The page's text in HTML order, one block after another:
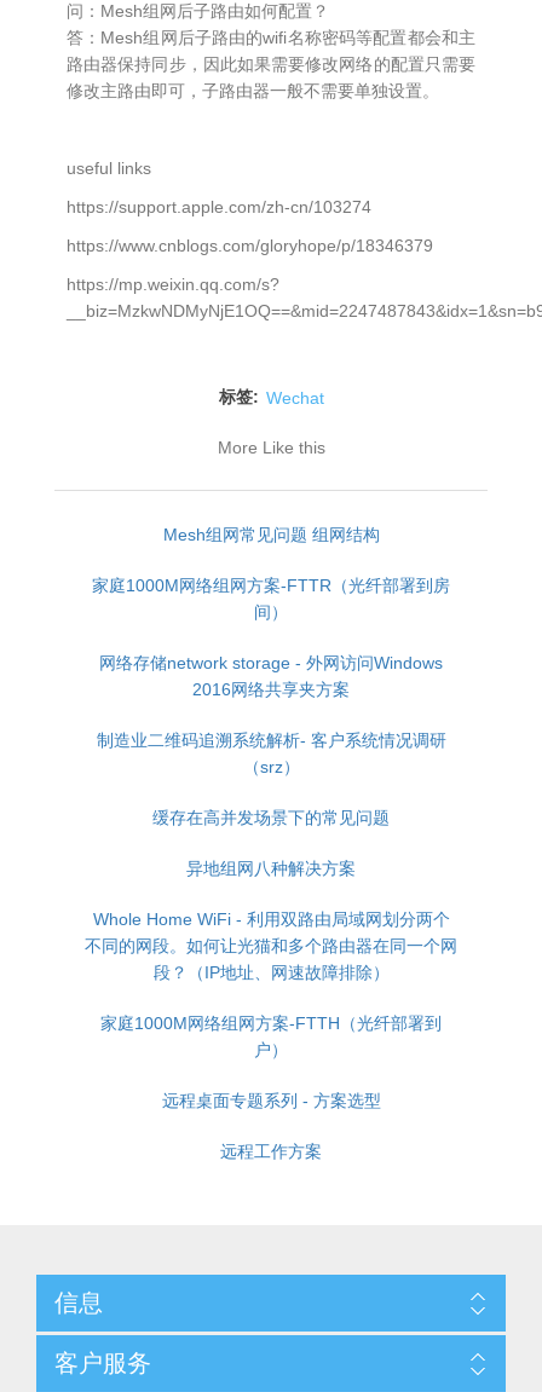
问：Mesh组网后子路由如何配置？
答：Mesh组网后子路由的wifi名称密码等配置都会和主
路由器保持同步，因此如果需要修改网络的配置只需要
修改主路由即可，子路由器一般不需要单独设置。
useful links
https://support.apple.com/zh-cn/103274
https://www.cnblogs.com/gloryhope/p/18346379
https://mp.weixin.qq.com/s?
标签: Wechat
More Like this
Mesh组网常见问题 组网结构
家庭1000M网络组网方案-FTTR（光纤部署到房
间）
网络存储network storage - 外网访问Windows
2016网络共享夹方案
制造业二维码追溯系统解析- 客户系统情况调研
（srz）
缓存在高并发场景下的常见问题
异地组网八种解决方案
Whole Home WiFi - 利用双路由局域网划分两个
不同的网段。如何让光猫和多个路由器在同一个网
段？（IP地址、网速故障排除）
家庭1000M网络组网方案-FTTH（光纤部署到
户）
远程桌面专题系列 - 方案选型
远程工作方案
信息
客户服务